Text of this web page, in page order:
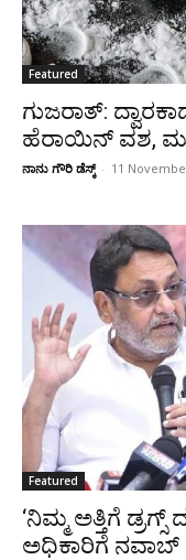
Featured
ಗುಜರಾತ್:
ಹೆರಾಯಿನ್ ವಶ,
ನಾನು ಗೌರಿ ಡೆಸ್ಕ್ - 11
Featured
‘ನಿಮ್ಮ ಅತ್ತಿಗೆ
ಅಧಿಕಾರಿಗೆ ನವಾಬ್